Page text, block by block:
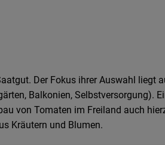
Der Fokus ihrer Auswahl liegt
Balkonien, Selbstversorgung).
von Tomaten im Freiland auch
Kräutern und Blumen.